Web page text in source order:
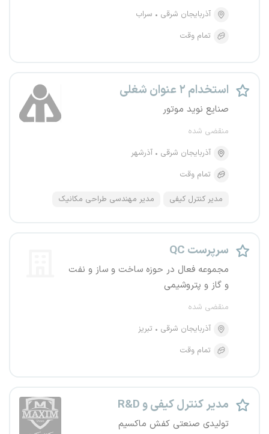
آذربایجان شرقی
سراب
تمام وقت
استخدام ۲ عنوان شغلی
صنایع نوید موتور
منقضی شده
آذربایجان شرقی
آذرشهر
تمام وقت
مدیر کنترل کیفی مدیر مهندسی طراحی مکانیک
سرپرست QC
مجموعه فعال در حوزه ساخت و ساز و نفت
و گاز و پتروشیمی
منقضی شده
آذربایجان شرقی
تبریز
تمام وقت
مدیر کنترل کیفی و R&D
تولیدی صنعتی کفش ماکسیم